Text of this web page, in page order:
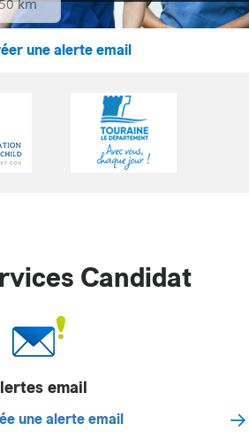
une alerte email
Candidat
email
une alerte email